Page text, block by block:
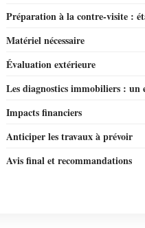
Préparation à la contre-visite :
Matériel nécessaire
Évaluation extérieure
Les diagnostics immobiliers : un
Impacts financiers
Anticiper les travaux à prévoir
Avis final et recommandations